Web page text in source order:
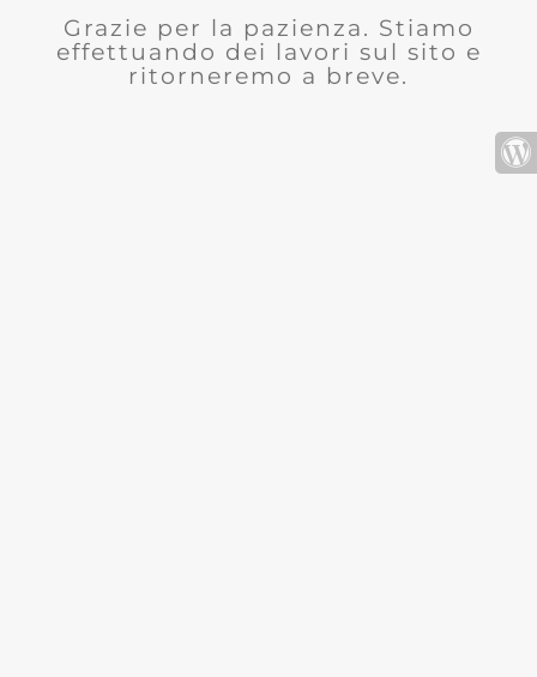
Grazie per la pazienza. Stiamo
effettuando dei lavori sul sito e
ritorneremo a breve.